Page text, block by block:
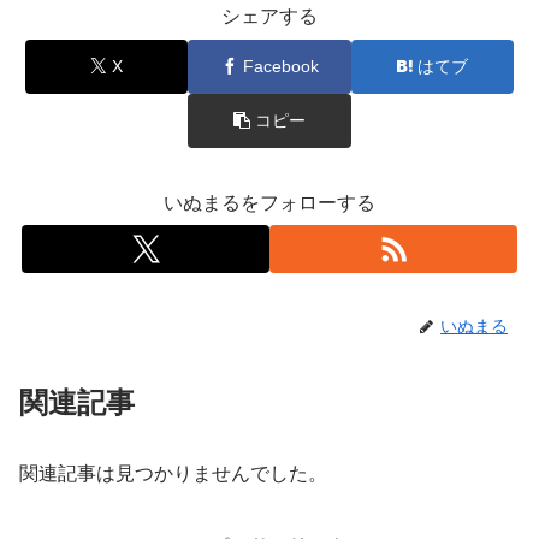
シェアする
X Facebook はてブ
コピー
いぬまるをフォローする
いぬまる
関連記事
関連記事は見つかりませんでした。